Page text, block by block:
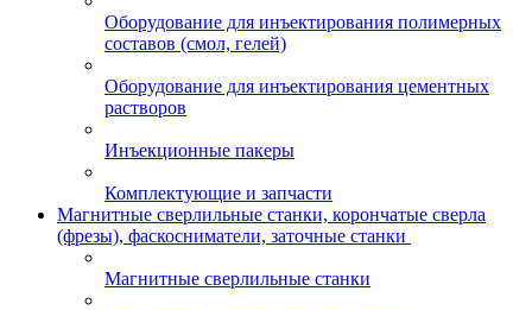
Оборудование для инъектирования полимерных
составов (смол, гелей)
Оборудование для инъектирования цементных
растворов
Инъекционные пакеры
Комплектующие и запчасти
Магнитные сверлильные станки, корончатые сверла
(фрезы), фаскосниматели, заточные станки
Магнитные сверлильные станки